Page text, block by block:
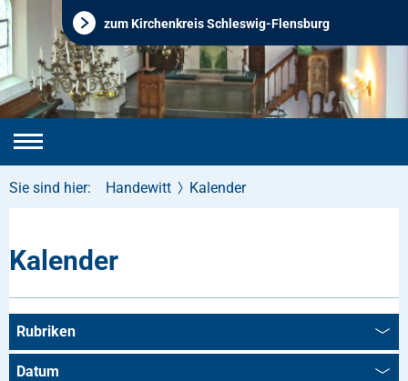
zum Kirchenkreis Schleswig-Flensburg
Sie sind hier: Handewitt Kalender
Kalender
Rubriken
Datum